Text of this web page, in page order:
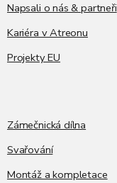
Napsali o nás & partneři
Kariéra v Atreonu
Projekty EU
Zámečnická dílna
Svařování
Montáž a kompletace